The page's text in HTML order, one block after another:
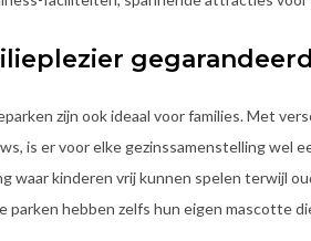
gegarandeerd
zijn ook ideaal voor families. Met
is er voor elke gezinssamenstelling wel
waar kinderen vrij kunnen spelen terwijl
parken hebben zelfs hun eigen mascotte